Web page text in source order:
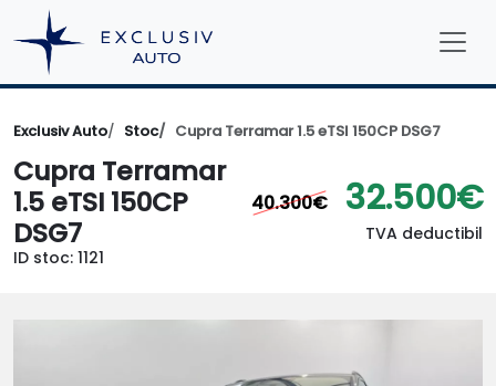
Exclusiv Auto Stoc Cupra Terramar 1.5 eTSI 150CP DSG7
Cupra Terramar
1.5 eTSI 150CP
DSG7
ID stoc: 1121
40.300€ 32.500€
TVA deductibil